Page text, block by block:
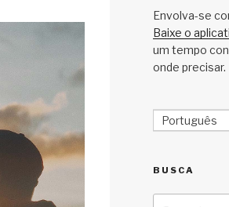
Envolva-se
Baixe o
um tempo
onde precisar.
Português
BUSCA